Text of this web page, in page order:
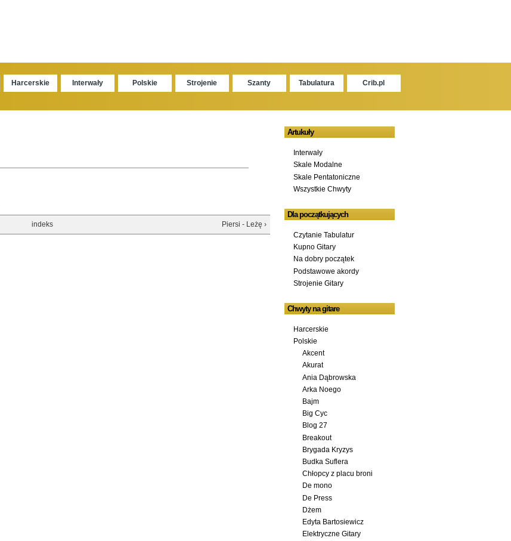
Harcerskie Interwały Polskie Strojenie Szanty Tabulatura Crib.pl
indeks Piersi - Leżę ›
Artukuły
Interwały
Skale Modalne
Skale Pentatoniczne
Wszystkie Chwyty
Dla początkujących
Czytanie Tabulatur
Kupno Gitary
Na dobry początek
Podstawowe akordy
Strojenie Gitary
Chwyty na gitare
Harcerskie
Polskie
Akcent
Akurat
Ania Dąbrowska
Arka Noego
Bajm
Big Cyc
Blog 27
Breakout
Brygada Kryzys
Budka Suflera
Chłopcy z placu broni
De mono
De Press
Dżem
Edyta Bartosiewicz
Elektryczne Gitary